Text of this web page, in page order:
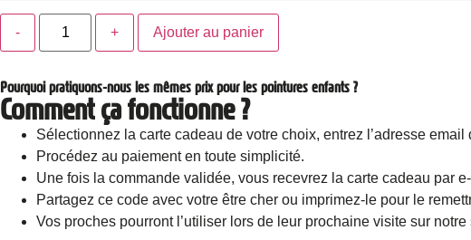
Ajouter au panier
Pourquoi pratiquons-nous les mêmes prix pour les pointures enfants ?
Comment ça fonctionne ?
Sélectionnez la carte cadeau de votre choix, entrez l’adresse
Procédez au paiement en toute simplicité.
Une fois la commande validée, vous recevrez la carte cadeau par
Partagez ce code avec votre être cher ou imprimez-le pour le
Vos proches pourront l’utiliser lors de leur prochaine visite sur